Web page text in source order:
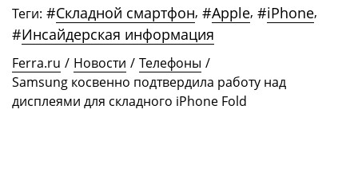
Теги: #Складной смартфон, #Apple, #iPhone,
#Инсайдерская информация
Ferra.ru / Новости / Телефоны /
Samsung косвенно подтвердила работу над
дисплеями для складного iPhone Fold